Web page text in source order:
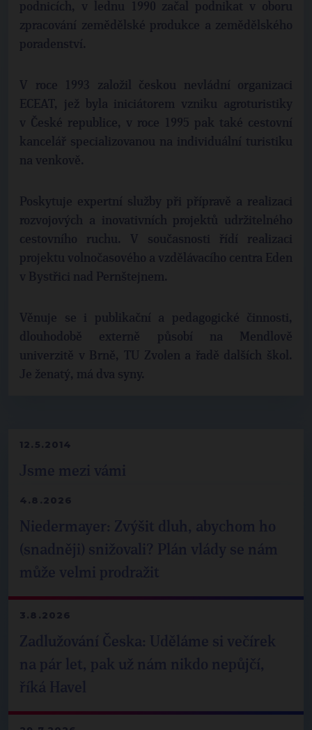
12.5.2014
4.8.2026
3.8.2026
podnicích, v lednu 1990 začal podnikat v oboru
zpracování zemědělské produkce a zemědělského
poradenství.
V roce 1993 založil českou nevládní organizaci
ECEAT, jež byla iniciátorem vzniku agroturistiky
v České republice, v roce 1995 pak také cestovní
kancelář specializovanou na individuální turistiku
na venkově.
Poskytuje expertní služby při přípravě a realizaci
rozvojových a inovativních projektů udržitelného
cestovního ruchu. V současnosti řídí realizaci
projektu volnočasového a vzdělávacího centra Eden
v Bystřici nad Pernštejnem.
Věnuje se i publikační a pedagogické činnosti,
dlouhodobě externě působí na Mendlově
univerzitě v Brně, TU Zvolen a řadě dalších škol.
Je ženatý, má dva syny.